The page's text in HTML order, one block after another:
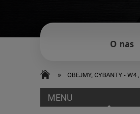
O nas
» OBEJMY, CYBANTY - W4
MENU